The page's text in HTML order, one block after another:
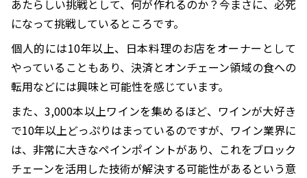
あたらしい挑戦として、何が作れるのか？今まさに、必死
になって挑戦しているところです。
個人的には10年以上、日本料理のお店をオーナーとして
やっていることもあり、決済とオンチェーン領域の食への
転用などには興味と可能性を感じています。
また、3,000本以上ワインを集めるほど、ワインが大好き
で10年以上どっぷりはまっているのですが、ワイン業界に
は、非常に大きなペインポイントがあり、これをブロック
チェーンを活用した技術が解決する可能性があるという意